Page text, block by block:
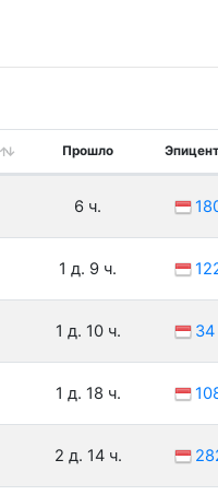
Прошло
6 ч.
1 д. 9 ч.
1 д. 10 ч.
1 д. 18 ч.
2 д. 14 ч.